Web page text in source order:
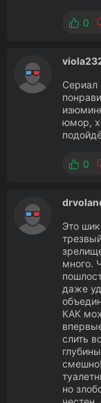
0
Сериал
юмор,
0
Это
много.
даже
КАК
слить
но